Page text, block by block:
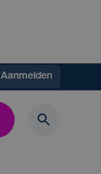
Aanmelden